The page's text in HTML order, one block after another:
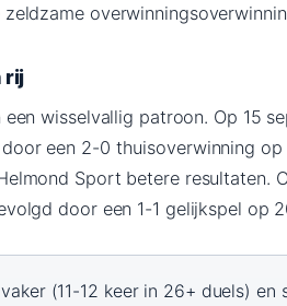
zeldzame
rij
wisselvallig patroon. Op 15
een 2-0 thuisoverwinning op
Sport betere resultaten.
door een 1-1 gelijkspel op
(11-12 keer in 26+ duels)